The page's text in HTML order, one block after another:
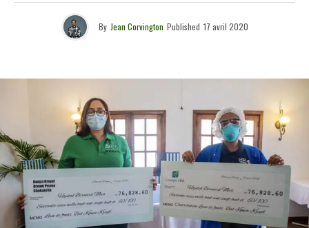
By Jean Corvington Published 17 avril 2020